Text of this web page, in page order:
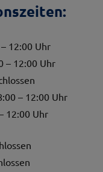
12:00 Uhr
– 12:00 Uhr
– 12:00 Uhr
12:00 Uhr